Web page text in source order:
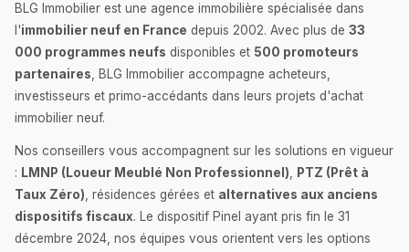
BLG Immobilier est une agence immobilière spécialisée dans
l'immobilier neuf en France depuis 2002. Avec plus de 33
000 programmes neufs disponibles et 500 promoteurs
partenaires , BLG Immobilier accompagne acheteurs,
investisseurs et primo-accédants dans leurs projets d'achat
immobilier neuf.
Nos conseillers vous accompagnent sur les solutions en vigueur
: LMNP (Loueur Meublé Non Professionnel)
PTZ (Prêt à
Taux Zéro) , résidences gérées et alternatives aux anciens
dispositifs fiscaux. Le dispositif Pinel ayant pris fin le 31
décembre 2024, nos équipes vous orientent vers les options